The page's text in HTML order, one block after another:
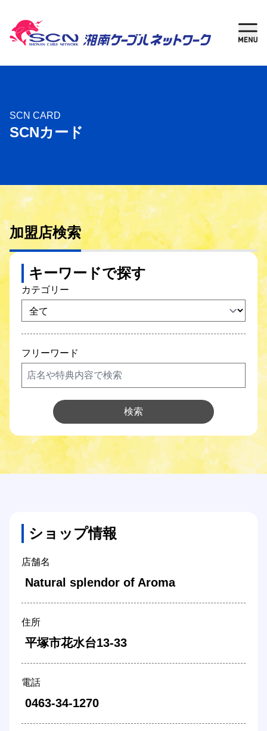
新規加入
ご検討中の方
ご利用中の方
ケーブルテレビ
インターネット
固定電話
SCNガス
SCNでんき
SCNについて
Q&A
SCN CARD
SCNカード
加盟店検索
キーワードで探す
カテゴリー
フリーワード
検索
ショップ情報
店舗名
Natural splendor of Aroma
住所
平塚市花水台13-33
電話
0463-34-1270